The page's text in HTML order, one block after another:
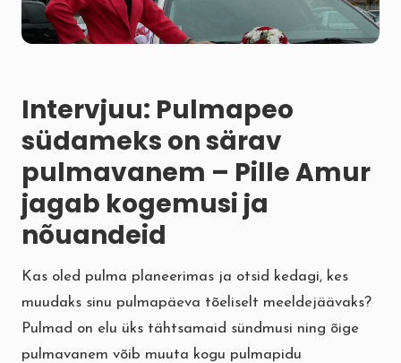
Intervjuu: Pulmapeo
südameks on särav
pulmavanem – Pille Amur
jagab kogemusi ja
nõuandeid
Kas oled pulma planeerimas ja otsid kedagi, kes
muudaks sinu pulmapäeva tõeliselt meeldejäävaks?
Pulmad on elu üks tähtsamaid sündmusi ning õige
pulmavanem võib muuta kogu pulmapidu